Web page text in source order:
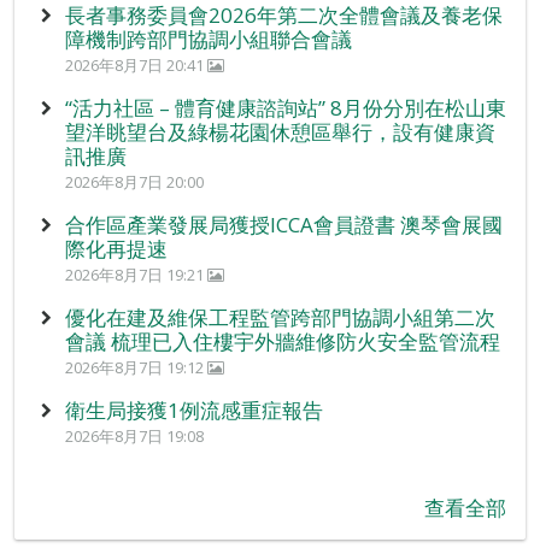
長者事務委員會2026年第二次全體會議及養老保
障機制跨部門協調小組聯合會議
2026年8月7日 20:41
“活力社區 – 體育健康諮詢站” 8月份分別在松山東
望洋眺望台及綠楊花園休憩區舉行，設有健康資
訊推廣
2026年8月7日 20:00
合作區產業發展局獲授ICCA會員證書 澳琴會展國
際化再提速
2026年8月7日 19:21
優化在建及維保工程監管跨部門協調小組第二次
會議 梳理已入住樓宇外牆維修防火安全監管流程
2026年8月7日 19:12
衛生局接獲1例流感重症報告
2026年8月7日 19:08
查看全部